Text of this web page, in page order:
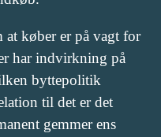
køber er på vagt for
har indvirkning på
byttepolitik
til det er det
gemmer ens